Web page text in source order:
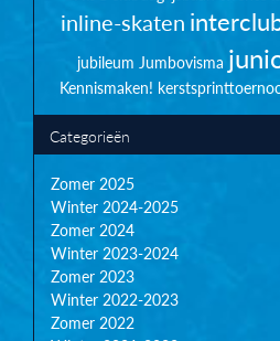
inline-skaten
jubileum Jumbovisma
Kennismaken!
Categorieën
Zomer 2025
Winter 2024-2025
Zomer 2024
Winter 2023-2024
Zomer 2023
Winter 2022-2023
Zomer 2022